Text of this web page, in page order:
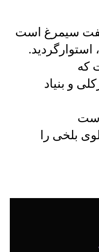
جفت سیمرغ است
که
و بنیاد
بلخی را